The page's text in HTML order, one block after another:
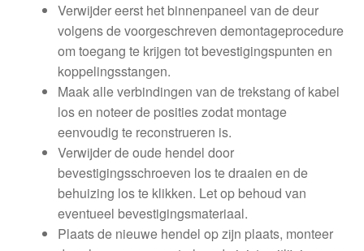
Verwijder eerst het binnenpaneel van de deur
volgens de voorgeschreven demontageprocedure
om toegang te krijgen tot bevestigingspunten en
koppelingsstangen.
Maak alle verbindingen van de trekstang of kabel
los en noteer de posities zodat montage
eenvoudig te reconstrueren is.
Verwijder de oude hendel door
bevestigingsschroeven los te draaien en de
behuizing los te klikken. Let op behoud van
eventueel bevestigingsmateriaal.
Plaats de nieuwe hendel op zijn plaats, monteer